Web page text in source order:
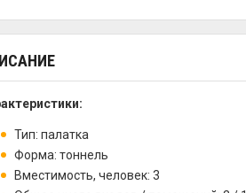
Тип: палатка
Форма: тоннель
Вместимость, человек: 3